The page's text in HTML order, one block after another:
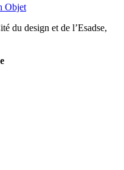
Objet
du design et de l’Esadse,